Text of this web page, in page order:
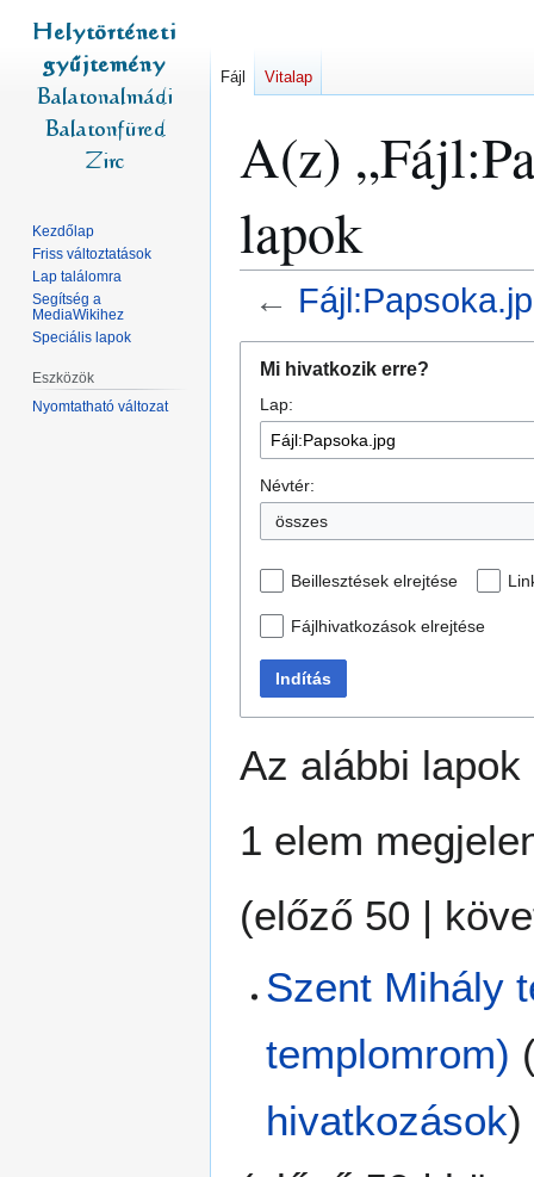
A(z)
lapok
←
navigációhoz
kereséshez
Mi hivatkozik erre?
Lap:
Névtér:
összes
Beillesztések elrejtése
Fájlhivatkozások elrejtése
Indítás
Az alábbi
1 elem
(előző 50 |
Szent Mihály
templomrom)
hivatkozások)
Fájl Vitalap
Kezdőlap
Friss változtatások
Lap találomra
Segítség a
MediaWikihez
Speciális lapok
Eszközök
Nyomtatható változat